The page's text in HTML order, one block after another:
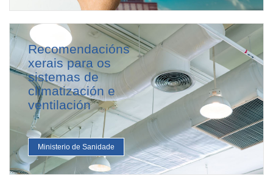
Recomendacións
xerais para os
sistemas de
climatización e
ventilación
Ministerio de Sanidade